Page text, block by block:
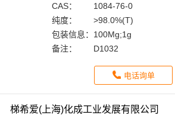
CAS：
1084-76-0
纯度：
>98.0%(T)
包装信息： 100Mg;1g
备注：
D1032
电话询单
梯希爱(上海)化成工业发展有限公司